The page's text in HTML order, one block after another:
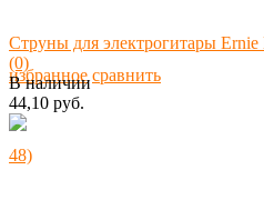
избранное сравнить
Струны для электрогитары
(0)
В наличии
44,10 руб.